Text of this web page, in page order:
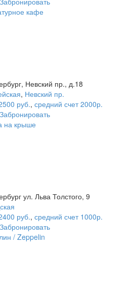
кафе
Невский пр., д.18
, Невский пр.
руб., средний счет 2000р.
Забронировать
на крыше
ул. Льва Толстого, 9
руб., средний счет 1000р.
Забронировать
/ Zeppelin